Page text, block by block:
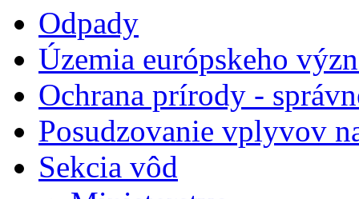
Odpady
Územia európskeho
Ochrana prírody -
Posudzovanie vplyvov
Sekcia vôd